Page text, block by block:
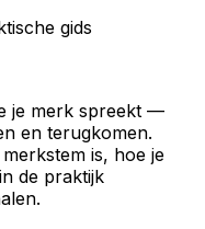
gids
je merk spreekt —
en terugkomen.
is, hoe je
de praktijk